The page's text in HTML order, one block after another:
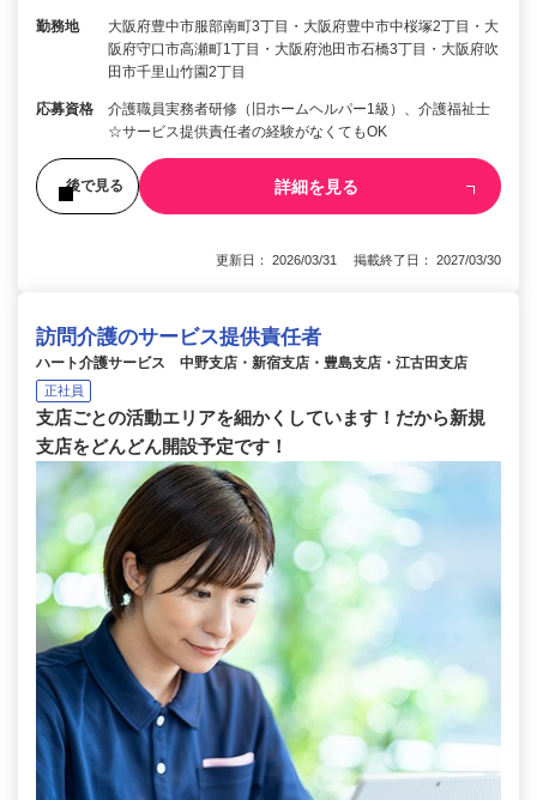
勤務地
大阪府豊中市服部南町3丁目・大阪府豊中市中桜塚2丁目・大
阪府守口市高瀬町1丁目・大阪府池田市石橋3丁目・大阪府吹
田市千里山竹園2丁目
応募資格
介護職員実務者研修（旧ホームヘルパー1級）、介護福祉士
☆サービス提供責任者の経験がなくてもOK
後で見る 詳細を見る
更新日： 2026/03/31 掲載終了日： 2027/03/30
訪問介護のサービス提供責任者
ハート介護サービス 中野支店・新宿支店・豊島支店・江古田支店
正社員
支店ごとの活動エリアを細かくしています！だから新規
支店をどんどん開設予定です！